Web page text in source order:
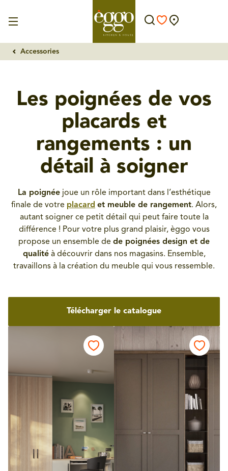
Accessories
Les poignées de vos
placards et
rangements : un
détail à soigner
La poignéejoue un rôle important dans l’esthétique
finale de votre placard et meuble de rangement. Alors,
autant soigner ce petit détail qui peut faire toute la
différence ! Pour votre plus grand plaisir, èggo vous
propose un ensemble de de poignées design et de
qualitéà découvrir dans nos magasins. Ensemble,
travaillons à la création du meuble qui vous ressemble.
Télécharger le catalogue